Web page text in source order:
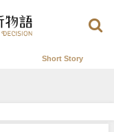
Short Story